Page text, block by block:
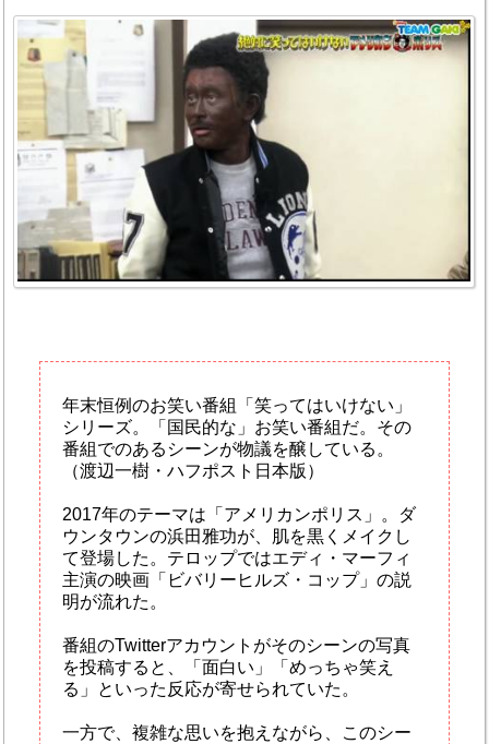
年末恒例のお笑い番組「笑ってはいけない」
シリーズ。「国民的な」お笑い番組だ。その
番組でのあるシーンが物議を醸している。
（渡辺一樹・ハフポスト日本版）
2017年のテーマは「アメリカンポリス」。ダ
ウンタウンの浜田雅功が、肌を黒くメイクし
て登場した。テロップではエディ・マーフィ
主演の映画「ビバリーヒルズ・コップ」の説
明が流れた。
番組のTwitterアカウントがそのシーンの写真
を投稿すると、「面白い」「めっちゃ笑え
る」といった反応が寄せられていた。
一方で、複雑な思いを抱えながら、このシー